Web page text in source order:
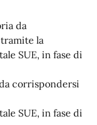
da
tramite la
SUE, in fase di
corrispondersi
SUE, in fase di